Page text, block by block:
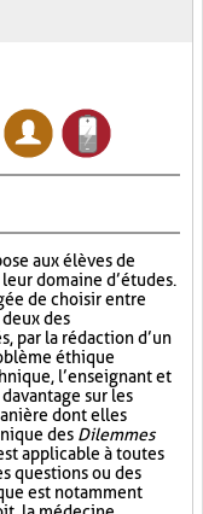
aux élèves de
domaine d’études.
de choisir entre
des
par la rédaction d’un
éthique
l’enseignant et
sur les
dont elles
des Dilemmes
applicable à toutes
questions ou des
est notamment